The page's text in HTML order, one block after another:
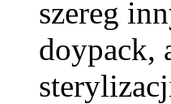
szereg
doypack,